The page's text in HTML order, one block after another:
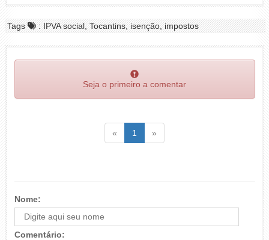
Tags : IPVA social, Tocantins, isenção, impostos
Seja o primeiro a comentar
« Voltar1 (atual)
»
Nome:
Comentário: